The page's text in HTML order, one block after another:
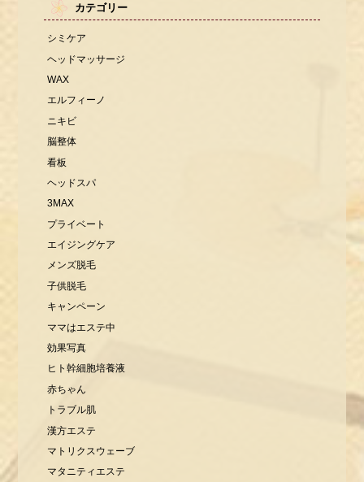
カテゴリー
シミケア
ヘッドマッサージ
WAX
エルフィーノ
ニキビ
脳整体
看板
ヘッドスパ
3MAX
プライベート
エイジングケア
メンズ脱毛
子供脱毛
キャンペーン
ママはエステ中
効果写真
ヒト幹細胞培養液
赤ちゃん
トラブル肌
漢方エステ
マトリクスウェーブ
マタニティエステ